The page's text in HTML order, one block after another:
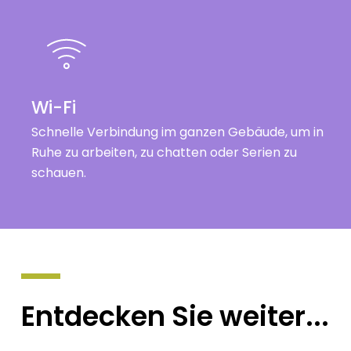
Wi-Fi
Schnelle Verbindung im ganzen Gebäude, um in
Ruhe zu arbeiten, zu chatten oder Serien zu
schauen.
Entdecken Sieweiter...